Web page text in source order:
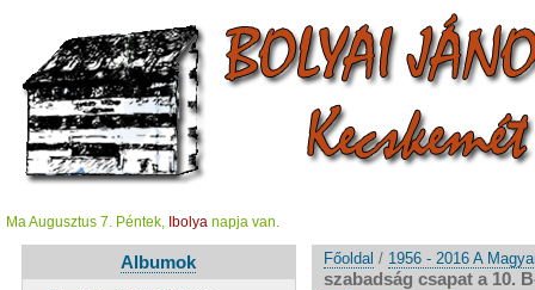
Ma Augusztus 7. Péntek, Ibolya napja van.
Albumok Főoldal / 1956 - 2016 A
szabadság csapat a 10.